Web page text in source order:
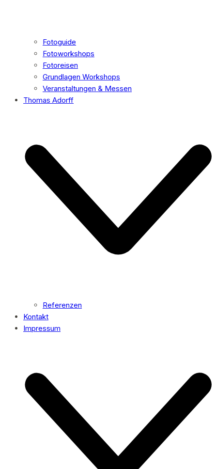
Fotoguide
Fotoworkshops
Fotoreisen
Grundlagen Workshops
Veranstaltungen & Messen
Thomas Adorff
Referenzen
Kontakt
Impressum